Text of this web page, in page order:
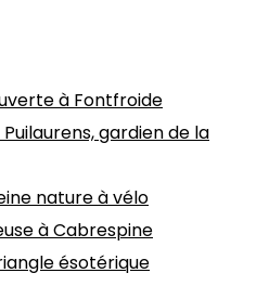
à Fontfroide
gardien de la
nature à vélo
à Cabrespine
ésotérique